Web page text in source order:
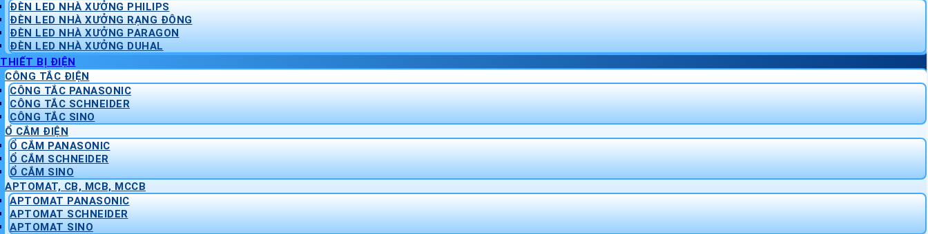
ĐÈN LED NHÀ XƯỞNG PHILIPS
ĐÈN LED NHÀ XƯỞNG RẠNG ĐÔNG
ĐÈN LED NHÀ XƯỞNG PARAGON
ĐÈN LED NHÀ XƯỞNG DUHAL
THIẾT BỊ ĐIỆN
CÔNG TẮC ĐIỆN
CÔNG TẮC PANASONIC
CÔNG TẮC SCHNEIDER
CÔNG TẮC SINO
Ổ CẮM ĐIỆN
Ổ CẮM PANASONIC
Ổ CẮM SCHNEIDER
Ổ CẮM SINO
APTOMAT, CB, MCB, MCCB
APTOMAT PANASONIC
APTOMAT SCHNEIDER
APTOMAT SINO